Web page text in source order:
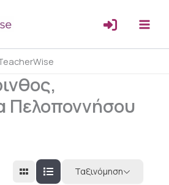
Πελοποννήσου
Ταξινόμηση